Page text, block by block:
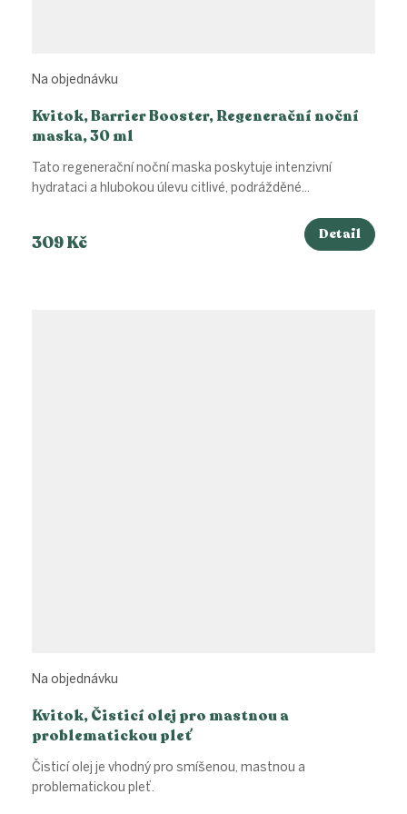
Kvitok, Barrier Booster, Regenerační noční
maska, 30 ml
Na objednávku
309 Kč Detail
Tato regenerační noční maska poskytuje intenzivní
hydrataci a hlubokou úlevu citlivé, podrážděné...
Kvitok, Čisticí olej pro mastnou a
problematickou pleť
Na objednávku
Čisticí olej je vhodný pro smíšenou, mastnou a
problematickou pleť.